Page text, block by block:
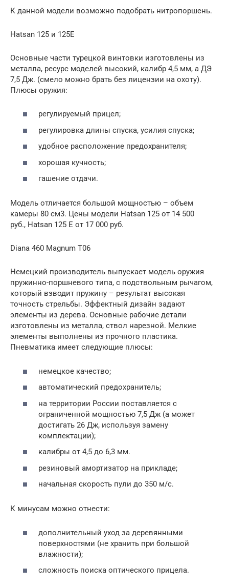
К данной модели возможно подобрать нитропоршень.
Hatsan 125 и 125Е
Основные части турецкой винтовки изготовлены из
металла, ресурс моделей высокий, калибр 4,5 мм, а ДЭ
7,5 Дж. (смело можно брать без лицензии на охоту).
Плюсы оружия:
регулируемый прицел;
регулировка длины спуска, усилия спуска;
удобное расположение предохранителя;
хорошая кучность;
гашение отдачи.
Модель отличается большой мощностью – объем
камеры 80 см3. Цены модели Hatsan 125 от 14 500
руб., Hatsan 125 Е от 17 000 руб.
Diana 460 Magnum T06
Немецкий производитель выпускает модель оружия
пружинно-поршневого типа, с подствольным рычагом,
который взводит пружину – результат высокая
точность стрельбы. Эффектный дизайн задают
элементы из дерева. Основные рабочие детали
изготовлены из металла, ствол нарезной. Мелкие
элементы выполнены из прочного пластика.
Пневматика имеет следующие плюсы:
немецкое качество;
автоматический предохранитель;
на территории России поставляется с
ограниченной мощностью 7,5 Дж (а может
достигать 26 Дж, используя замену
комплектации);
калибры от 4,5 до 6,3 мм.
резиновый амортизатор на прикладе;
начальная скорость пули до 350 м/с.
К минусам можно отнести:
дополнительный уход за деревянными
поверхностями (не хранить при большой
влажности);
сложность поиска оптического прицела.